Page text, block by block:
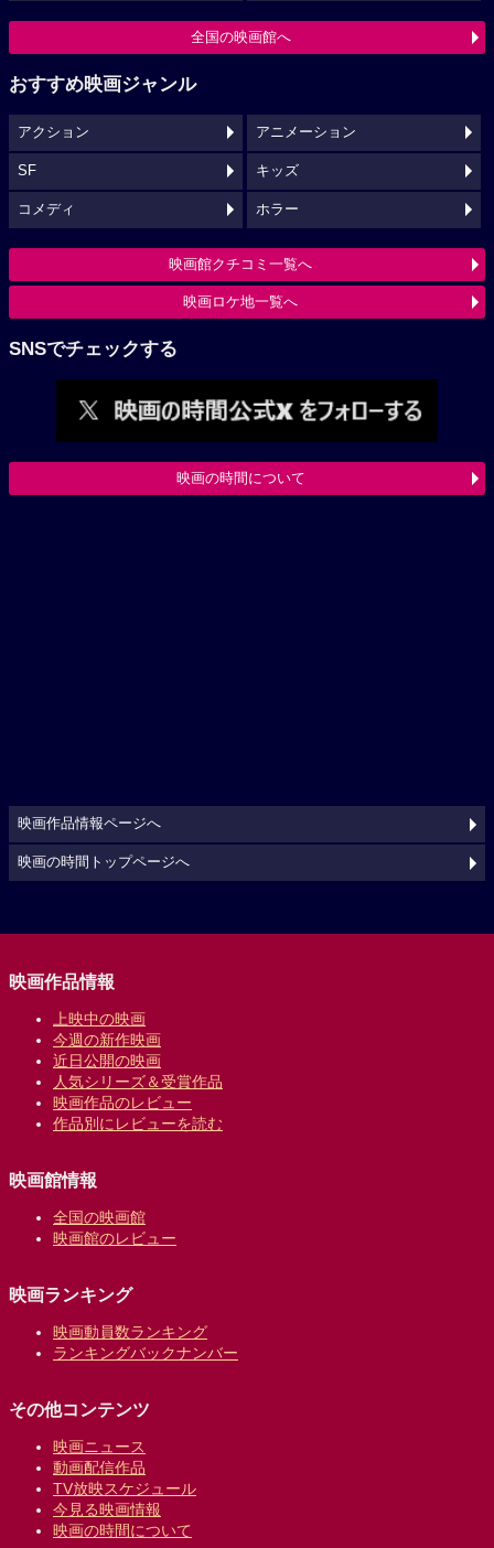
全国の映画館へ
おすすめ映画ジャンル
アクション アニメーション
SF キッズ
コメディ ホラー
映画館クチコミ一覧へ
映画ロケ地一覧へ
SNSでチェックする
映画の時間について
映画作品情報ページへ
映画の時間トップページへ
映画作品情報
上映中の映画
今週の新作映画
近日公開の映画
人気シリーズ＆受賞作品
映画作品のレビュー
作品別にレビューを読む
映画館情報
全国の映画館
映画館のレビュー
映画ランキング
映画動員数ランキング
ランキングバックナンバー
その他コンテンツ
映画ニュース
動画配信作品
TV放映スケジュール
今見る映画情報
映画の時間について